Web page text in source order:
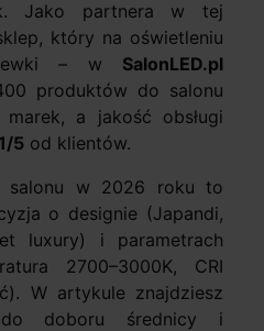
Jako partnera w tej
który na oświetleniu
– w SalonLED.pl
produktów do salonu
a jakość obsługi
5 od klientów.
salonu w 2026 roku to
o designie (Japandi,
luxury) i parametrach
2700–3000K, CRI
W artykule znajdziesz
doboru średnicy i